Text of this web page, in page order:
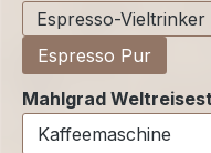
Espresso-Vieltrinker
Espresso Pur
Mahlgrad